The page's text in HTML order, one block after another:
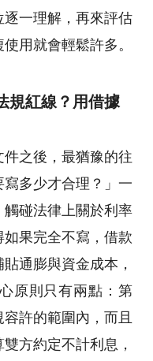
一理解，再來評估
用就會輕鬆許多。
規紅線？用借據
之後，最猶豫的往
多少才合理？」一
碰法律上關於利率
如果完全不寫，借款
通膨與資金成本，
原則只有兩點：第
許的範圍內，而且
方約定不計利息，